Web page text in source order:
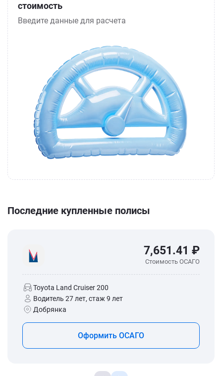
стоимость
Введите данные для расчета
Последние купленные полисы
7,651.41 ₽
Стоимость ОСАГО
Toyota Land Cruiser 200
Водитель 27 лет, стаж 9 лет
Добрянка
Оформить ОСАГО